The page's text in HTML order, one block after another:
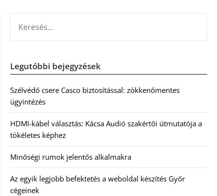
Legutóbbi bejegyzések
Szélvédő csere Casco biztosítással: zökkenőmentes
ügyintézés
HDMI-kábel választás: Kácsa Audió szakértői útmutatója a
tökéletes képhez
Minőségi rumok jelentős alkalmakra
Az egyik legjobb befektetés a weboldal készítés Győr
cégeinek